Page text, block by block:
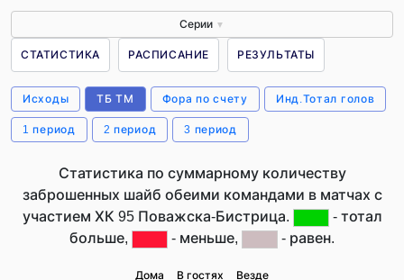
Серии ▼
СТАТИСТИКА РАСПИСАНИЕ РЕЗУЛЬТАТЫ
Исходы ТБ ТМ Фора по счету Инд.Тотал голов
1 период 2 период 3 период
Статистика по суммарному количеству
заброшенных шайб обеими командами в матчах с
участием ХК 95 Поважска-Бистрица.
- тотал
больше,
- меньше, - равен.
Дома В гостях Везде